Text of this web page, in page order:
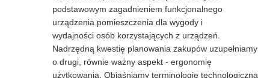
podstawowym zagadnieniem funkcjonalnego
urządzenia pomieszczenia dla wygody i
wydajności osób korzystających z urządzeń.
Nadrzędną kwestię planowania zakupów uzupełniamy
o drugi, równie ważny aspekt - ergonomię
użytkowania. Objaśniamy terminologię technologiczną,